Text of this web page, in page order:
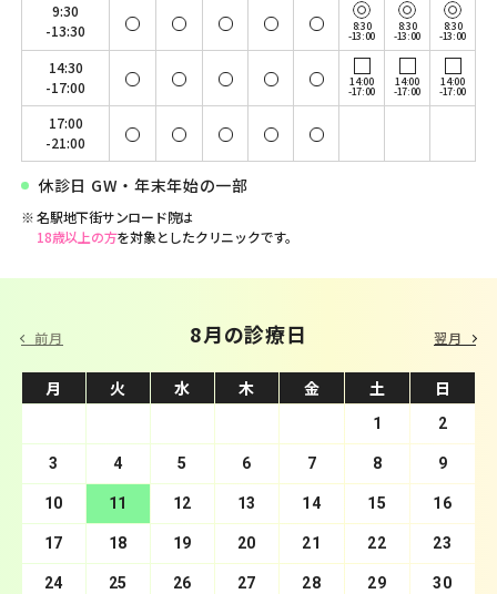
9:30
-13:30
8:30
-13:00
8:30
-13:00
8:30
-13:00
14:30
-17:00
14:00
-17:00
14:00
-17:00
14:00
-17:00
17:00
-21:00
休診日 GW・年末年始の一部
名駅地下街サンロード院は
18歳以上の方を対象としたクリニックです。
前月 8月の診療日
月 火 水 木 金 土 日
1 2
3 4 5 6 7 8 9
10 11 12 13 14 15 16
17 18 19 20 21 22 23
24 25 26 27 28 29 30
9 月の診療日
月 火 水 木 金 土 日
5 6
7 8 9 10 11 12 13
14 15 16 17 18 19 20
21 22 23 24 25 26 27
28 29 30
翌月